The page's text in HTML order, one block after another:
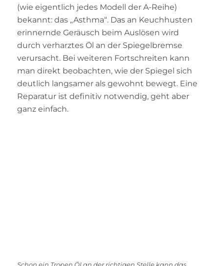
(wie eigentlich jedes Modell der A-Reihe)
bekannt: das „Asthma“. Das an Keuchhusten
erinnernde Geräusch beim Auslösen wird
durch verharztes Öl an der Spiegelbremse
verursacht. Bei weiteren Fortschreiten kann
man direkt beobachten, wie der Spiegel sich
deutlich langsamer als gewohnt bewegt. Eine
Reparatur ist definitiv notwendig, geht aber
ganz einfach.